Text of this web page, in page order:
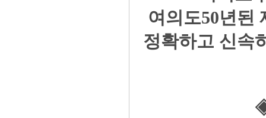
여의도50년된
정확하고 신속